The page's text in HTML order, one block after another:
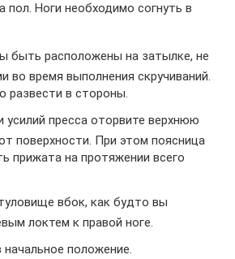
пол. Ноги необходимо согнуть в
быть расположены на затылке, не
во время выполнения скручиваний.
развести в стороны.
пресса оторвите верхнюю
поверхности. При этом поясница
прижата на протяжении всего
вбок, как будто вы
локтем к правой ноге.
начальное положение.